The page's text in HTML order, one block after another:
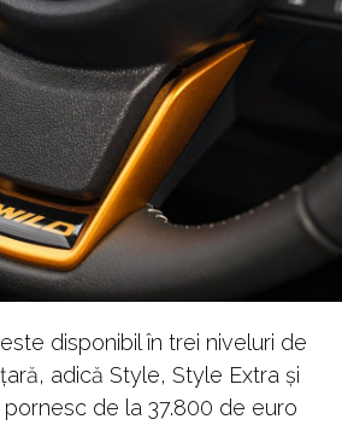
disponibil în trei niveluri de
adică Style, Style Extra și
pornesc de la 37.800 de euro